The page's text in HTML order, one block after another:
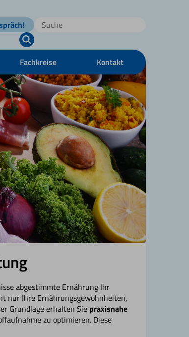
Fachkreise Kontakt
abgestimmte Ernährung Ihr
nur Ihre Ernährungsgewohnheiten,
Grundlage erhalten Sie praxisnahe
zu optimieren. Diese